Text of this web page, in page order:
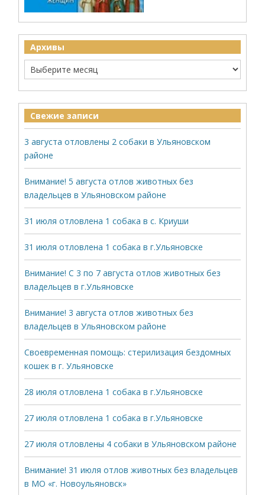
Архивы
Свежие записи
3 августа отловлены 2 собаки в Ульяновском
районе
Внимание! 5 августа отлов животных без
владельцев в Ульяновском районе
31 июля отловлена 1 собака в с. Криуши
31 июля отловлена 1 собака в г.Ульяновске
Внимание! С 3 по 7 августа отлов животных без
владельцев в г.Ульяновске
Внимание! 3 августа отлов животных без
владельцев в Ульяновском районе
Своевременная помощь: стерилизация бездомных
кошек в г. Ульяновске
28 июля отловлена 1 собака в г.Ульяновске
27 июля отловлена 1 собака в г.Ульяновске
27 июля отловлены 4 собаки в Ульяновском районе
Внимание! 31 июля отлов животных без владельцев
в МО «г. Новоульяновск»